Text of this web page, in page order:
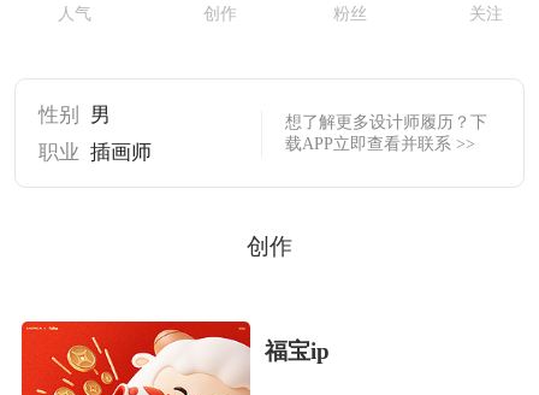
人气 创作 粉丝 关注
性别
男
职业 插画师
想了解更多设计师履历？下
载APP立即查看并联系 >>
创作
福宝ip